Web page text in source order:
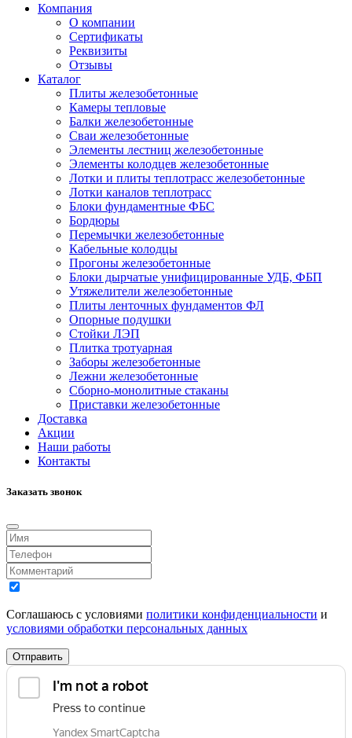
Компания
О компании
Сертификаты
Реквизиты
Отзывы
Каталог
Плиты железобетонные
Камеры тепловые
Балки железобетонные
Сваи железобетонные
Элементы лестниц железобетонные
Элементы колодцев железобетонные
Лотки и плиты теплотрасс железобетонные
Лотки каналов теплотрасс
Блоки фундаментные ФБС
Бордюры
Перемычки железобетонные
Кабельные колодцы
Прогоны железобетонные
Блоки дырчатые унифицированные УДБ, ФБП
Утяжелители железобетонные
Плиты ленточных фундаментов ФЛ
Опорные подушки
Стойки ЛЭП
Плитка тротуарная
Заборы железобетонные
Лежни железобетонные
Сборно-монолитные стаканы
Приставки железобетонные
Доставка
Акции
Наши работы
Контакты
Заказать звонок
Соглашаюсь с условиями политики конфиденциальности и
условиями обработки персональных данных
Отправить